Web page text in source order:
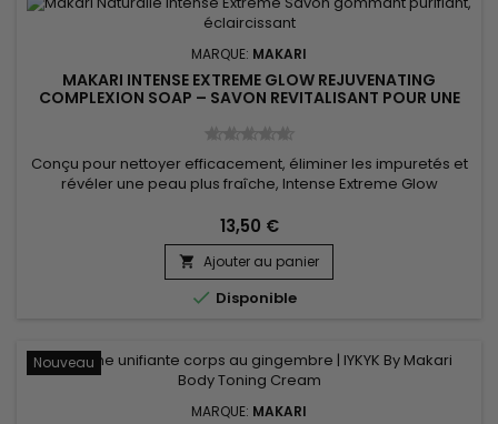
MARQUE: MAKARI
MAKARI INTENSE EXTREME GLOW REJUVENATING
COMPLEXION SOAP – SAVON REVITALISANT POUR UNE
Conçu pour nettoyer efficacement, éliminer les impuretés et
révéler une peau plus fraîche, Intense Extreme Glow
illuminateur idéal pour un usage quotidien. Sa formule
associe le beurre de karité, l’extrait de noyau d’abricot
(Prunus Armeniaca), les vitamines C et E ainsi que l’extrait
de...
13,50 €
 Ajouter au panier
 Disponible
Nouveau
MARQUE: MAKARI